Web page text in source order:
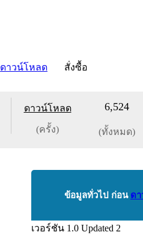
ดาวน์โหลด สั่งซื้อ
ดาวน์โหลด
(ครั้ง)
6,524
(ทั้งหมด)
ข้อมูลทั่วไป ก่อน ด
เวอร์ชัน 1.0 Updated 2